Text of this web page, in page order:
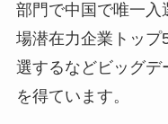
部門で中国で唯一入
場潜在力企業トップ
選するなどビッグデ
を得ています。